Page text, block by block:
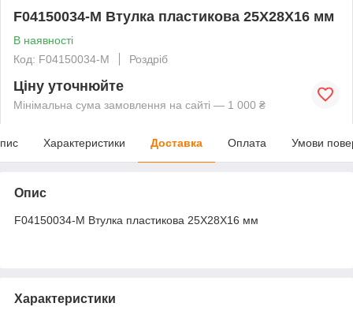
F04150034-M Втулка пластикова 25X28X16 мм
В наявності
Код: F04150034-M
Роздріб
Ціну уточнюйте
Мінімальна сума замовлення на сайті — 1 000 ₴
Характеристики Доставка Оплата Умови
Опис
F04150034-M Втулка пластикова 25X28X16 мм
Характеристики